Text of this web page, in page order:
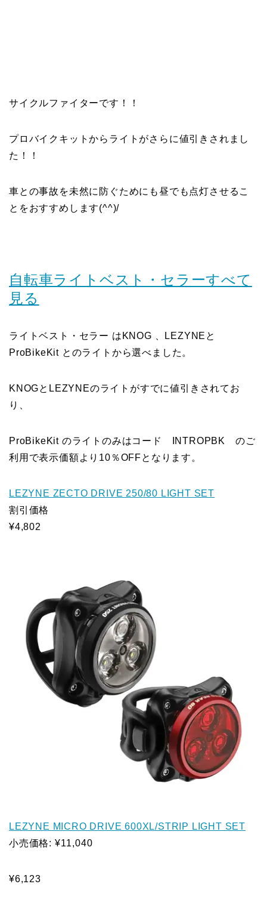
サイクルファイターです！！
プロバイクキットからライトがさらに値引きされまし
た！！
車との事故を未然に防ぐためにも昼でも点灯させるこ
とをおすすめします(^^)/
自転車ライトベスト・セラーすべて
見る
ライトベスト・セラー はKNOG 、LEZYNEと
ProBikeKit とのライトから選べました。
KNOGとLEZYNEのライトがすでに値引きされてお
り、
ProBikeKit のライトのみはコード INTROPBK のご
利用で表示価額より10％OFFとなります。
LEZYNE ZECTO DRIVE 250/80 LIGHT SET
割引価格
¥4,802
LEZYNE MICRO DRIVE 600XL/STRIP LIGHT SET
小売価格: ¥11,040
¥6,123